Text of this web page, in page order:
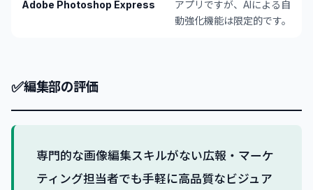
Adobe Photoshop Express
アプリですが、AIによる自
動強化機能は限定的です。
✅編集部の評価
専門的な画像編集スキルがない広報・マーケ
ティング担当者でも手軽に高品質なビジュア